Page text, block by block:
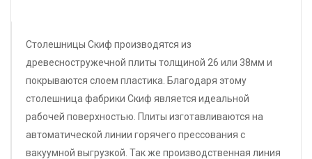
Столешницы Скиф производятся из
древесностружечной плиты толщиной 26 или 38мм и
покрываются слоем пластика. Благодаря этому
столешница фабрики Скиф является идеальной
рабочей поверхностью. Плиты изготавливаются на
автоматической линии горячего прессования с
вакуумной выгрузкой. Так же производственная линия